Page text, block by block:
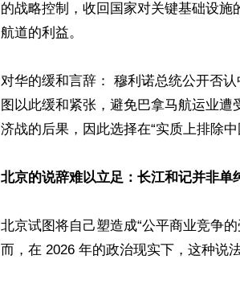
的战略控制，收回国家对关键基础设
航道的利益。
对华的缓和言辞： 穆利诺总统公开否
图以此缓和紧张，避免巴拿马航运业
济战的后果，因此选择在“实质上排除
北京的说辞难以立足：长江和记并非单
北京试图将自己塑造成“公平商业竞争
而，在 2026 年的政治现实下，这种说